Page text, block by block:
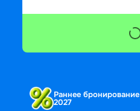
Раннее бронирование
2027